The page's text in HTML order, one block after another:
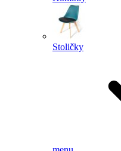
Stoličky